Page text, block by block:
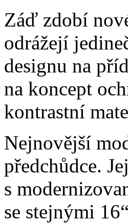
Záď zdobí
odrážejí
designu na
na koncept
kontrastní
Nejnovější
předchůdce.
s
se stejnými